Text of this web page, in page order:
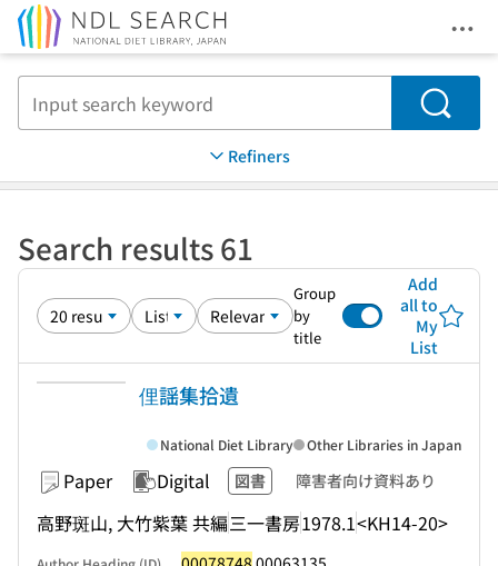
Search
Refiners
Search results 61
Group
by
title
Add
all to
My
List
俚謡集拾遺
Paper Digital 図書 障害者向け資料あり
高野斑山, 大竹紫葉 共編三一書房1978.1<KH14-20>
National Diet Library Other Libraries in Japan